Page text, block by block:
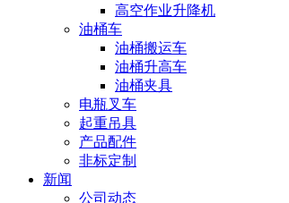
高空作业升降机
油桶车
油桶搬运车
油桶升高车
油桶夹具
电瓶叉车
起重吊具
产品配件
非标定制
新闻
公司动态